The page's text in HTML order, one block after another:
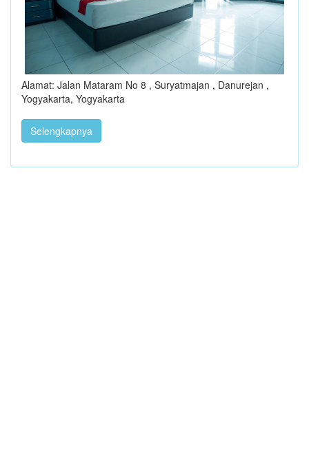
Alamat: Jalan Mataram No 8 , Suryatmajan , Danurejan ,
Yogyakarta, Yogyakarta
Selengkapnya